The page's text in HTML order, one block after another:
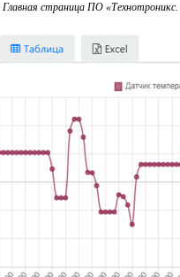
Главная страница ПО